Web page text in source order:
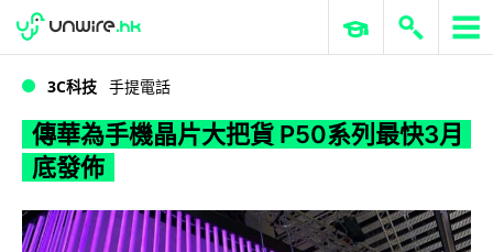
WWDC 2026 ERP 與商業 AI
3C科技 手提電話
傳華為手機晶片大把貨 P50系列最快3月
底發佈